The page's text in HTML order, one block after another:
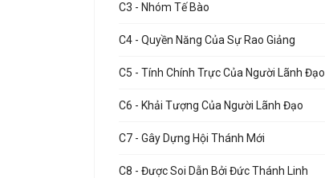
C3 - Nhóm Tế Bào
C4 - Quyền Năng Của Sự Rao Giảng
C5 - Tính Chính Trực Của Người Lãnh Đạo
C6 - Khải Tượng Của Người Lãnh Đạo
C7 - Gây Dựng Hội Thánh Mới
C8 - Được Soi Dẫn Bởi Đức Thánh Linh